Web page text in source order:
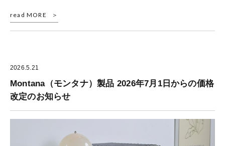
read MORE
2026.5.21
Montana（モンタナ）製品 2026年7月1日からの価格
改定のお知らせ